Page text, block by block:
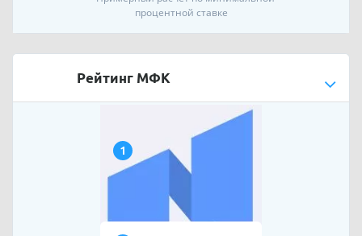
процентной ставке
Рейтинг МФК
1